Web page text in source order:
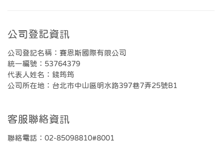
公司登記資訊
公司登記名稱：賽恩斯國際有限公司
統一編號：53764379
代表人姓名：錢筠筠
公司所在地：台北市中山區明水路397巷7弄25號B1
客服聯絡資訊
聯絡電話：02-85098810#8001